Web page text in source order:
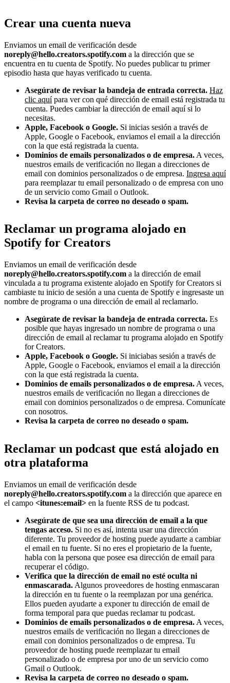
Crear una cuenta nueva
Enviamos un email de verificación desde
noreply@hello.creators.spotify.com a la dirección que se
encuentra en tu cuenta de Spotify. No puedes publicar tu primer
episodio hasta que hayas verificado tu cuenta.
Asegúrate de revisar la bandeja de entrada correcta. Haz
clic aquípara ver con qué dirección de email está registrada tu
cuenta. Puedes cambiar la dirección de email aquí si lo
necesitas.
Apple, Facebook o Google. Si inicias sesión a través de
Apple, Google o Facebook, enviamos el email a la dirección
con la que está registrada la cuenta.
Dominios de emails personalizados o de empresa. A veces,
nuestros emails de verificación no llegan a direcciones de
email con dominios personalizados o de empresa. Ingresa aquí
para reemplazar tu email personalizado o de empresa con uno
de un servicio como Gmail o Outlook.
Revisa la carpeta de correo no deseado o spam.
Reclamar un programa alojado en
Spotify for Creators
Enviamos un email de verificación desde
noreply@hello.creators.spotify.com a la dirección de email
vinculada a tu programa existente alojado en Spotify for Creators si
cambiaste tu inicio de sesión a una cuenta de Spotify e ingresaste un
nombre de programa o una dirección de email al reclamarlo.
Asegúrate de revisar la bandeja de entrada correcta. Es
posible que hayas ingresado un nombre de programa o una
dirección de email al reclamar tu programa alojado en Spotify
for Creators.
Apple, Facebook o Google. Si iniciabas sesión a través de
Apple, Google o Facebook, enviamos el email a la dirección
con la que está registrada la cuenta.
Dominios de emails personalizados o de empresa. A veces,
nuestros emails de verificación no llegan a direcciones de
email con dominios personalizados o de empresa. Comunícate
con nosotros.
Revisa la carpeta de correo no deseado o spam.
Reclamar un podcast que está alojado en
otra plataforma
Enviamos un email de verificación desde
noreply@hello.creators.spotify.com a la dirección que aparece en
el campo <itunes:email> en la fuente RSS de tu podcast.
Asegúrate de que sea una dirección de email a la que
tengas acceso. Si no es así, intenta usar una dirección
diferente. Tu proveedor de hosting puede ayudarte a cambiar
el email en tu fuente. Si no eres el propietario de la fuente,
habla con la persona que posee esa dirección de email para
recuperar el código.
Verifica que la dirección de email no esté oculta ni
enmascarada. Algunos proveedores de hosting enmascaran
la dirección en tu fuente o la reemplazan por una genérica.
Ellos pueden ayudarte a exponer tu dirección de email de
forma temporal para que puedas reclamar tu podcast.
Dominios de emails personalizados o de empresa. A veces,
nuestros emails de verificación no llegan a direcciones de
email con dominios personalizados o de empresa. Tu
proveedor de hosting puede reemplazar tu email
personalizado o de empresa por uno de un servicio como
Gmail o Outlook.
Revisa la carpeta de correo no deseado o spam.